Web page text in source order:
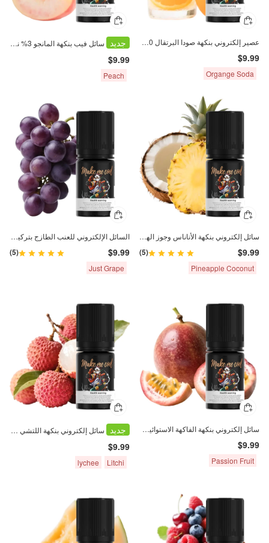
عصير إلكتروني بنكهة صودا البرتقال 30 ملغ ملح النيكوتين 30 مل
$9.99
Organge Soda
جديد سائل فيب بنكهة المانجو 3% نيكوتين ملح 30 مل
$9.99
Peach
سائل إلكتروني بنكهة الأناناس وجوز الهند 30 ملغ ملح النيكوتين 30 مل
$9.99
(5)
Pineapple Coconut
السائل الإلكتروني للعنب الطازج بتركيز نيكوتين 30 ملغ/30 مل
$9.99
(5)
Just Grape
سائل إلكتروني بنكهة الفاكهة الاستوائية بملح النيكوتين 30 ملغ 30 مل
$9.99
Passion Fruit
جديد سائل إلكتروني بنكهة اللتشي 3% نيوكوتين ملح 30 مل
$9.99
Litchi
lychee